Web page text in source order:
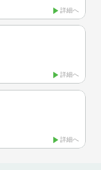
詳細へ
詳細へ
詳細へ